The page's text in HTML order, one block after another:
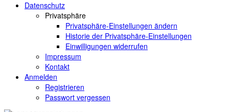
Datenschutz
Privatsphäre
Privatsphäre-Einstellungen ändern
Historie der Privatsphäre-Einstellungen
Einwilligungen widerrufen
Impressum
Kontakt
Anmelden
Registrieren
Passwort vergessen